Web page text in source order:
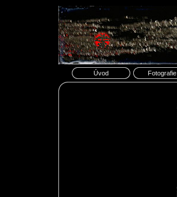
Úvod Fotografie